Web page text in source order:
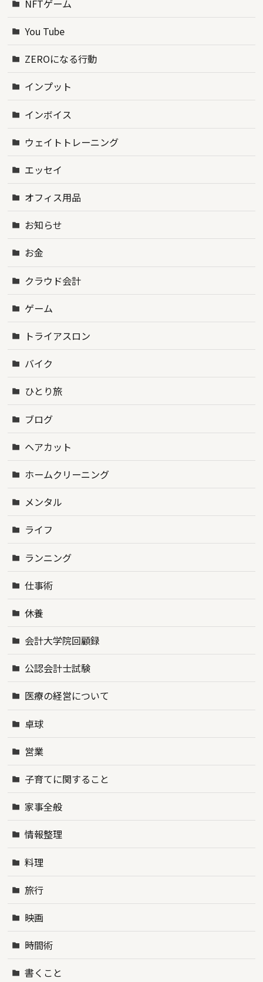
NFTゲーム
You Tube
ZEROになる行動
インプット
インボイス
ウェイトトレーニング
エッセイ
オフィス用品
お知らせ
お金
クラウド会計
ゲーム
トライアスロン
バイク
ひとり旅
ブログ
ヘアカット
ホームクリーニング
メンタル
ライフ
ランニング
仕事術
休養
会計大学院回顧録
公認会計士試験
医療の経営について
卓球
営業
子育てに関すること
家事全般
情報整理
料理
旅行
映画
時間術
書くこと